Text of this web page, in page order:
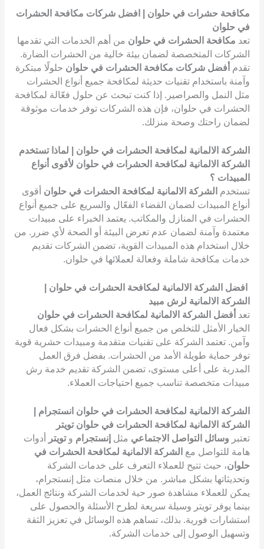
مكافحة حشرات في حلوان | افضل شركات مكافحة الحشرات
في حلوان
تعد مكافحة الحشرات في حلوان من أهم الخدمات التي تقدمها
الشركات المتخصصة لضمان بيئة خالية من الحشرات الضارة.
تقدم أفضل شركات مكافحة الحشرات في حلوان حلولًا مبتكرة
وآمنة باستخدام تقنيات حديثة لمكافحة جميع أنواع الحشرات
مثل النمل والصراصير. إذا كنت تبحث عن حلول فعّالة لمكافحة
الحشرات في حلوان، فإن هذه الشركات توفر خدمات موثوقة
لضمان راحتك وصحة منزلك.
الشركة الالمانية لمكافحة الحشرات في حلوان | لماذا تستخدم
الشركة الالمانية لمكافحة الحشرات في حلوان لأقوى أنواع
المبيدات ؟
تستخدم الشركة الالمانية لمكافحة الحشرات في حلوان أقوى
أنواع المبيدات لضمان القضاء الفعّال والسريع على جميع أنواع
الحشرات في المنازل والمكاتب. يعتمد الخبراء على مبيدات
معتمدة وآمنة لضمان عدم تعرض البيئة أو الصحة لأي ضرر. من
خلال استخدام هذه المبيدات القوية، تضمن الشركات تقديم
خدمات مكافحة شاملة وفعالة لعملائها في حلوان.
افضل الشركة الالمانية لمكافحة الحشرات في حلوان |
الشركة الالمانية لرش مبيد
تعد أفضل الشركة الالمانية لمكافحة الحشرات في حلوان
الخيار الأمثل للتخلص من جميع أنواع الحشرات بشكل فعال
وآمن. تعتمد الشركة على تقنيات متقدمة ومبيدات حشرية قوية
توفر حماية طويلة الأمد من الحشرات. بفضل فرق العمل
المدربة على أعلى مستوى، تضمن الشركة تقديم خدمة رش
مبيدات متخصصة تناسب جميع احتياجات العملاء.
الشركة الالمانية لمكافحة الحشرات في حلوان انستجرام |
الشركة الالمانية لمكافحة الحشرات في حلوان تويتر
تعتبر وسائل التواصل الاجتماعي مثل إنستجرام وتويتر
أدوات
هامة للتواصل مع الشركة الالمانية لمكافحة الحشرات في
حلوان، حيث تتيح للعملاء التعرف على خدمات الشركة
وتحديثاتها بشكل مباشر. من خلال منصات مثل إنستجرام،
يمكن للعملاء مشاهدة صور حية لخدمات الشركة ونتائج العمل،
بينما يوفر تويتر وسيلة سريعة لطرح الأسئلة والحصول على
استشارات فورية. بذلك، تساهم هذه الوسائل في تعزيز الثقة
وتسهيل الوصول إلى خدمات الشركة.